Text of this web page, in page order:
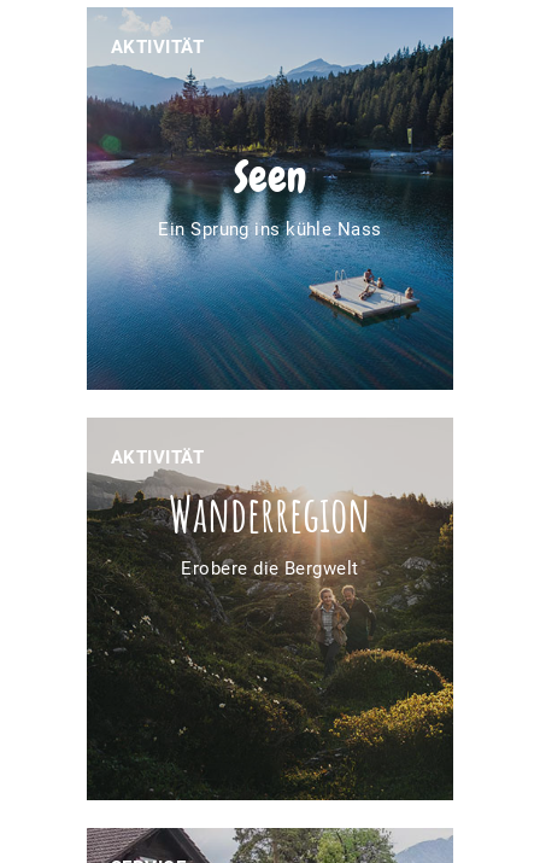
AKTIVITÄT
Seen
Ein Sprung ins kühle Nass
AKTIVITÄT
Wander­region
Erobere die Bergwelt